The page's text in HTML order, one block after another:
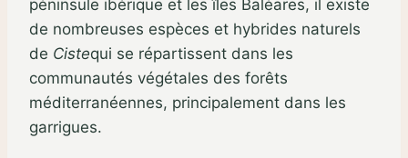
péninsule ibérique et les îles Baléares, il existe
de nombreuses espèces et hybrides naturels
de Cistequi se répartissent dans les
communautés végétales des forêts
méditerranéennes, principalement dans les
garrigues.